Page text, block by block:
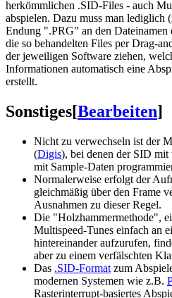
herkömmlichen .SID-Files - auch
abspielen. Dazu muss man lediglich
Endung ".PRG" an den Dateinamen
die so behandelten Files per Drag-
der jeweiligen Software ziehen,
Informationen automatisch eine
erstellt.
Sonstiges[Bearbeiten]
Nicht zu verwechseln ist der
(Digis), bei denen der SID mit
mit Sample-Daten
Normalerweise erfolgt der
gleichmäßig über den Frame
Ausnahmen zu dieser Regel.
Die "Holzhammermethode",
Multispeed-Tunes einfach an
hintereinander aufzurufen,
aber zu einem verfälschten
Das .SID-Format zum
modernen Systemen wie z.B.
Rasterinterrupt-basiertes